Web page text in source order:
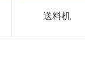
送料机